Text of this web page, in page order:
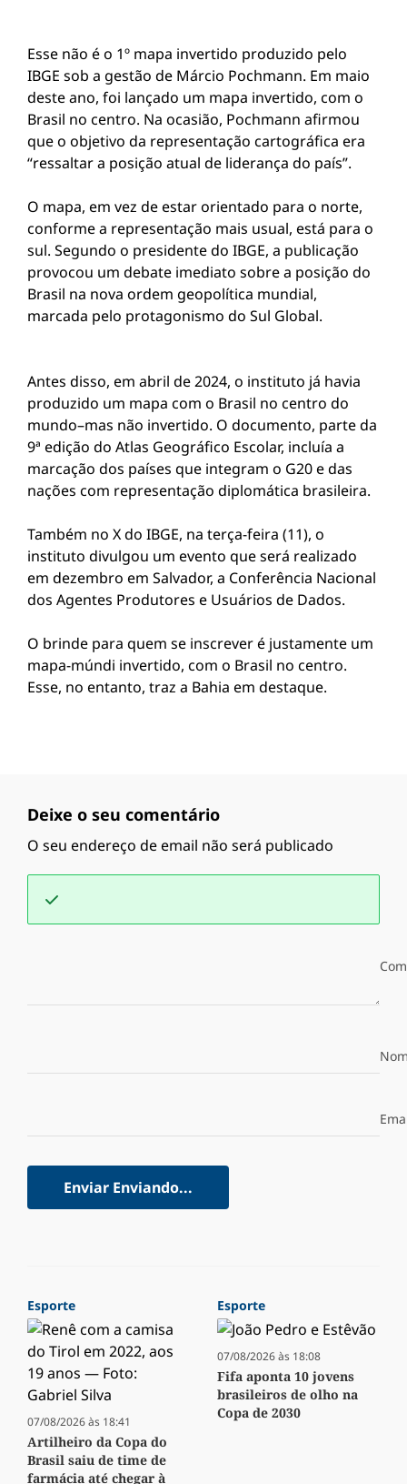
Esse não é o 1º mapa invertido produzido pelo
IBGE sob a gestão de Márcio Pochmann. Em maio
deste ano, foi lançado um mapa invertido, com o
Brasil no centro. Na ocasião, Pochmann afirmou
que o objetivo da representação cartográfica era
“ressaltar a posição atual de liderança do país”.
O mapa, em vez de estar orientado para o norte,
conforme a representação mais usual, está para o
sul. Segundo o presidente do IBGE, a publicação
provocou um debate imediato sobre a posição do
Brasil na nova ordem geopolítica mundial,
marcada pelo protagonismo do Sul Global.
Antes disso, em abril de 2024, o instituto já havia
produzido um mapa com o Brasil no centro do
mundo–mas não invertido. O documento, parte da
9ª edição do Atlas Geográfico Escolar, incluía a
marcação dos países que integram o G20 e das
nações com representação diplomática brasileira.
Também no X do IBGE, na terça-feira (11), o
instituto divulgou um evento que será realizado
em dezembro em Salvador, a Conferência Nacional
dos Agentes Produtores e Usuários de Dados.
O brinde para quem se inscrever é justamente um
mapa-múndi invertido, com o Brasil no centro.
Esse, no entanto, traz a Bahia em destaque.
Deixe o seu comentário
O seu endereço de email não será publicado
Enviar Enviando...
Esporte
07/08/2026 às 18:41
Artilheiro da Copa do
Brasil saiu de time de
farmácia até chegar à
Esporte
07/08/2026 às 18:08
Fifa aponta 10 jovens
brasileiros de olho na
Copa de 2030